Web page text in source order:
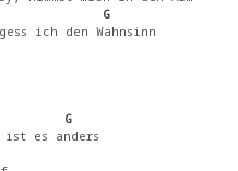
G
ich den Wahnsinn
G
es anders